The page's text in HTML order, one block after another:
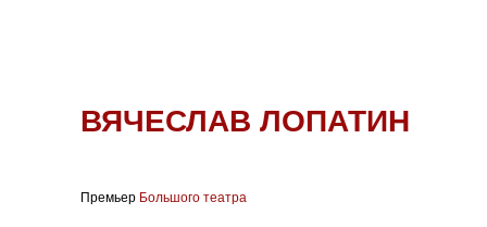
ВЯЧЕСЛАВ ЛОПАТИН
Премьер Большого театра